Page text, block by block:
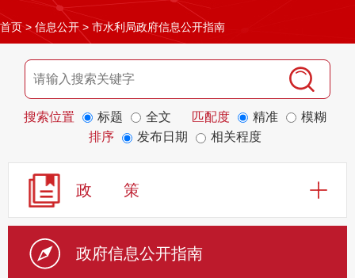
首页> 信息公开 > 市水利局政府信息公开指南
搜索位置 标题 全文 匹配度 精准
模糊
排序
发布日期 相关程度
政 策
政府信息公开指南